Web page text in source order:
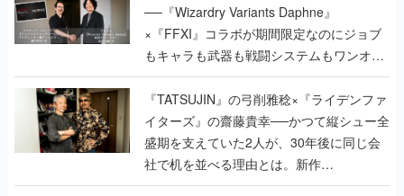
──『Wizardry Variants Daphne』
×『FFXI』コラボが期間限定なのにジョブ
もキャラも武器も戦闘システムもワンオフ
で作り込まれた理由を両ディレクターに聞
く
『TATSUJIN』の弓削雅稔×『ライデンファ
イターズ』の齋藤貴幸──かつて縦シュー全
盛期を支えていた2人が、30年後に同じ会
社で机を並べる理由とは。新作
『TATSUJIN EXTREME』で初タッグを組